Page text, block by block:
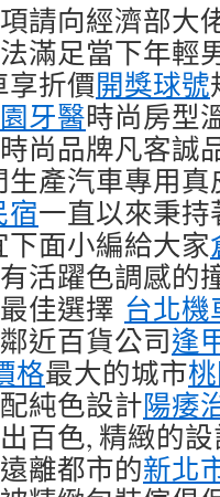
請向經濟部大
滿足當下年輕
享折價開獎球號
牙醫時尚房型
尚品牌凡客誠
生產汽車專用
宿一直以來秉持
面小編給大家
活躍色調感的
佳選擇 台北機
鄰近百貨公司逢
格最大的城市
純色設計陽痿
百色, 精緻的
遠離都市的新北